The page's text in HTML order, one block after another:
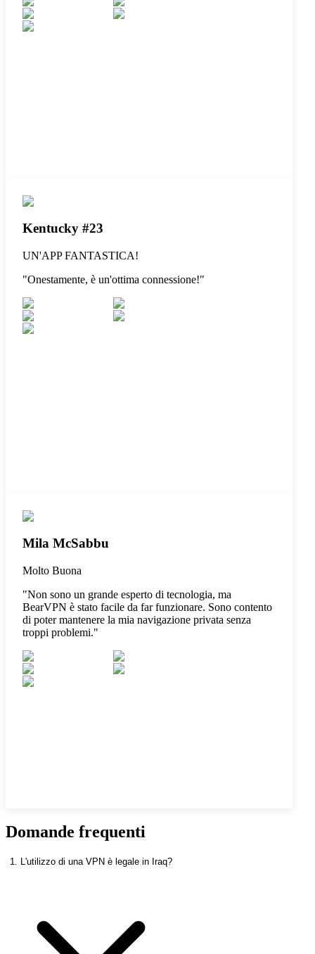
Kentucky #23
UN'APP FANTASTICA!
"Onestamente, è un'ottima connessione!"
Mila McSabbu
Molto Buona
"Non sono un grande esperto di tecnologia, ma
BearVPN è stato facile da far funzionare. Sono contento
di poter mantenere la mia navigazione privata senza
troppi problemi."
Domande frequenti
1. L'utilizzo di una VPN è legale in Iraq?